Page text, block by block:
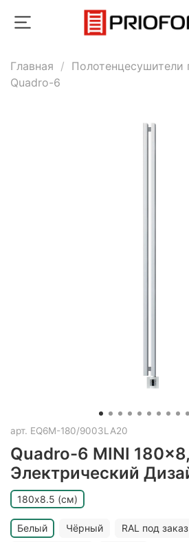
Главная Полотенцесушители
Quadro-6
арт. EQ6M-180/9003LA20
Quadro-6 MINI
Электрический
180х8.5 (см)
Белый Чёрный
RAL под заказ